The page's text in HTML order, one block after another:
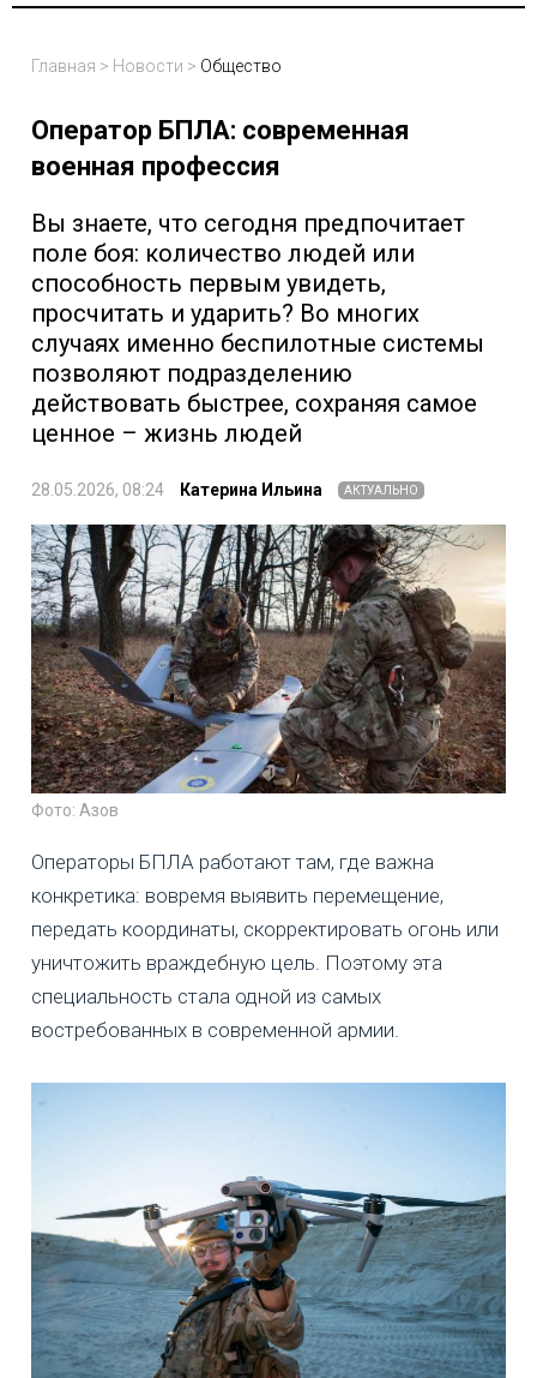
Главная > Новости > Общество
Оператор БПЛА: современная
военная профессия
Вы знаете, что сегодня предпочитает
поле боя: количество людей или
способность первым увидеть,
просчитать и ударить? Во многих
случаях именно беспилотные системы
позволяют подразделению
действовать быстрее, сохраняя самое
ценное – жизнь людей
28.05.2026, 08:24 Катерина Ильина АКТУАЛЬНО
Фото: Азов
Операторы БПЛА работают там, где важна
конкретика: вовремя выявить перемещение,
передать координаты, скорректировать огонь или
уничтожить враждебную цель. Поэтому эта
специальность стала одной из самых
востребованных в современной армии.